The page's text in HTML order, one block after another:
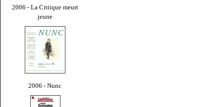
2006 - La Critique meurt
jeune
2006 - Nunc